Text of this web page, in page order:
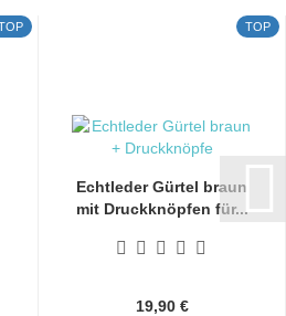
TOP
Echtleder Gürtel braun
mit Druckknöpfen für...
19,90 €